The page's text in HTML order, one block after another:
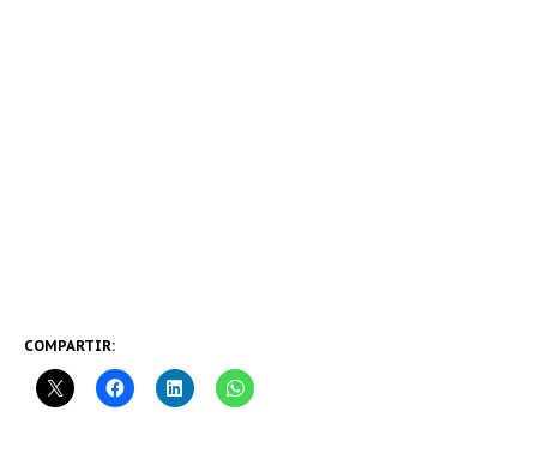
COMPARTIR: